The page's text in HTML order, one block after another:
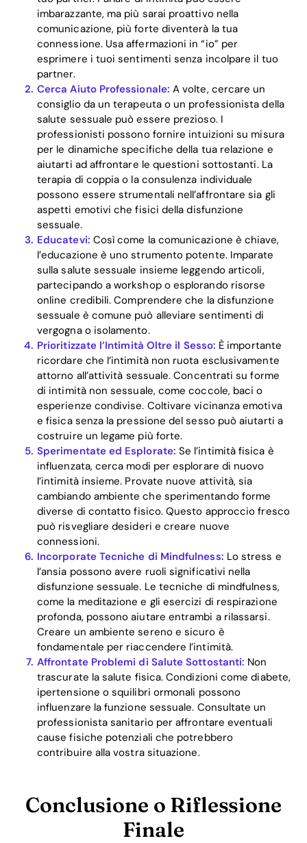
Home
Blog
Download
imbarazzante, ma più sarai proattivo nella
comunicazione, più forte diventerà la tua
connessione. Usa affermazioni in “io” per
esprimere i tuoi sentimenti senza incolpare il tuo
partner.
Cerca Aiuto Professionale: A volte, cercare un
consiglio da un terapeuta o un professionista della
salute sessuale può essere prezioso. I
professionisti possono fornire intuizioni su misura
per le dinamiche specifiche della tua relazione e
aiutarti ad affrontare le questioni sottostanti. La
terapia di coppia o la consulenza individuale
possono essere strumentali nell’affrontare sia gli
aspetti emotivi che fisici della disfunzione
sessuale.
Educatevi: Così come la comunicazione è chiave,
l’educazione è uno strumento potente. Imparate
sulla salute sessuale insieme leggendo articoli,
partecipando a workshop o esplorando risorse
online credibili. Comprendere che la disfunzione
sessuale è comune può alleviare sentimenti di
vergogna o isolamento.
Prioritizzate l’Intimità Oltre il Sesso: È importante
ricordare che l’intimità non ruota esclusivamente
attorno all’attività sessuale. Concentrati su forme
di intimità non sessuale, come coccole, baci o
esperienze condivise. Coltivare vicinanza emotiva
e fisica senza la pressione del sesso può aiutarti a
costruire un legame più forte.
Sperimentate ed Esplorate: Se l’intimità fisica è
influenzata, cerca modi per esplorare di nuovo
l’intimità insieme. Provate nuove attività, sia
cambiando ambiente che sperimentando forme
diverse di contatto fisico. Questo approccio fresco
può risvegliare desideri e creare nuove
connessioni.
Incorporate Tecniche di Mindfulness: Lo stress e
l’ansia possono avere ruoli significativi nella
disfunzione sessuale. Le tecniche di mindfulness,
come la meditazione e gli esercizi di respirazione
profonda, possono aiutare entrambi a rilassarsi.
Creare un ambiente sereno e sicuro è
fondamentale per riaccendere l’intimità.
Affrontate Problemi di Salute Sottostanti: Non
trascurate la salute fisica. Condizioni come diabete,
ipertensione o squilibri ormonali possono
influenzare la funzione sessuale. Consultate un
professionista sanitario per affrontare eventuali
cause fisiche potenziali che potrebbero
contribuire alla vostra situazione.
Conclusione o Riflessione
Finale